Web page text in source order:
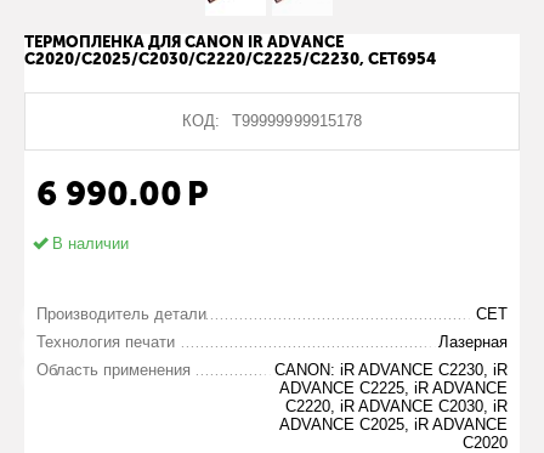
ТЕРМОПЛЕНКА ДЛЯ CANON IR ADVANCE
C2020/C2025/C2030/C2220/C2225/C2230, CET6954
КОД: Т99999999915178
6 990.00 Р
В наличии
Производитель детали
CET
Технология печати
Лазерная
Область применения
CANON: iR ADVANCE C2230, iR
ADVANCE C2225, iR ADVANCE
C2220, iR ADVANCE C2030, iR
ADVANCE C2025, iR ADVANCE
C2020